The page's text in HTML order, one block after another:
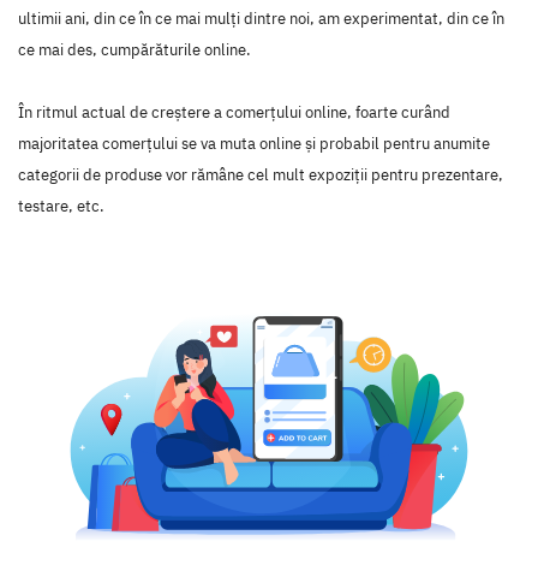
ultimii ani, din ce în ce mai mulţi dintre noi, am experimentat, din ce în
ce mai des, cumpărăturile online.
În ritmul actual de creştere a comerţului online, foarte curând
majoritatea comerţului se va muta online şi probabil pentru anumite
categorii de produse vor rămâne cel mult expoziţii pentru prezentare,
testare, etc.